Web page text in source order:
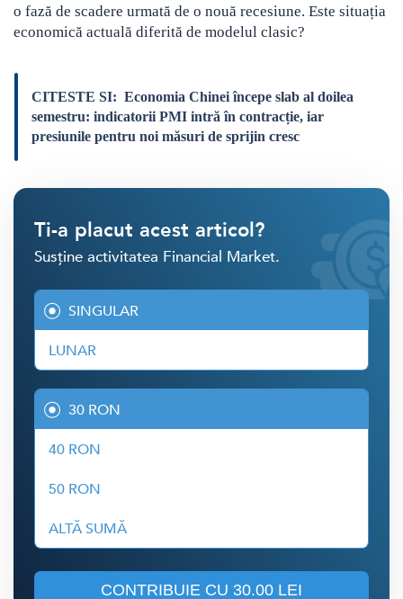
o fază de scadere urmată de o nouă recesiune. Este situația
economică actuală diferită de modelul clasic?
CITESTE SI: Economia Chinei începe slab al doilea
semestru: indicatorii PMI intră în contracție, iar
presiunile pentru noi măsuri de sprijin cresc
Ti-a placut acest articol?
Susține activitatea Financial Market.
SINGULAR
LUNAR
30 RON
40 RON
50 RON
ALTĂ SUMĂ
CONTRIBUIE CU 30.00 LEI